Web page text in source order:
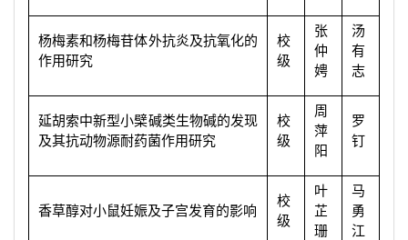
杨梅素和杨梅苷体外抗炎及抗氧化的
作用研究
校
级
张
仲
娉
汤
有
志
延胡索中新型小檗碱类生物碱的发现
及其抗动物源耐药菌作用研究
校
级
周
萍
阳
罗
钉
香草醇对小鼠妊娠及子宫发育的影响
校
级
叶
芷
珊
马
勇
江